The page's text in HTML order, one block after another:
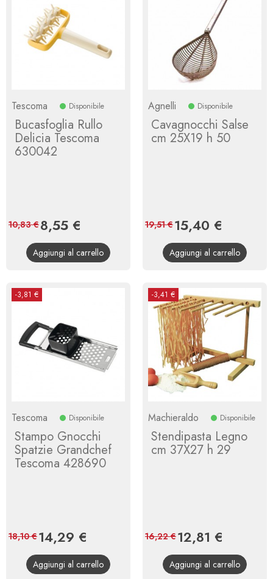
Tescoma Disponibile
Bucasfoglia Rullo
Delicia Tescoma
630042
Prezzo
8,55 €
base
10,83 €
Aggiungi al carrello
Agnelli Disponibile
Cavagnocchi Salse
cm 25X19 h 50
Prezzo
15,40 €
base
19,51 €
Aggiungi al carrello
-3,81 €
Tescoma Disponibile
Stampo Gnocchi
Spatzie Grandchef
Tescoma 428690
Prezzo
14,29 €
base
18,10 €
Aggiungi al carrello
-3,41 €
Machieraldo Disponibile
Stendipasta Legno
cm 37X27 h 29
Prezzo
12,81 €
base
16,22 €
Aggiungi al carrello